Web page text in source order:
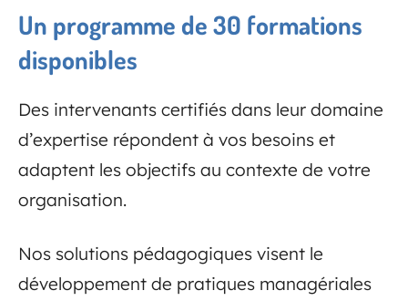
Un programme de 30 formations
disponibles
Des intervenants certifiés dans leur domaine
d’expertise répondent à vos besoins et
adaptent les objectifs au contexte de votre
organisation.
Nos solutions pédagogiques visent le
développement de pratiques managériales